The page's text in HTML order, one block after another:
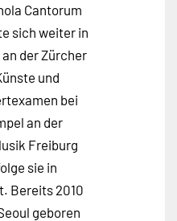
Cantorum
sich weiter in
der Zürcher
und
bei
an der
Freiburg
sie in
Bereits 2010
geboren